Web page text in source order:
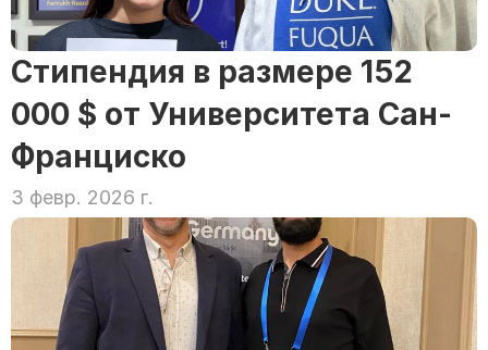
Стипендия в размере 152
000 $ от Университета Сан-
Франциско
3 февр. 2026 г.